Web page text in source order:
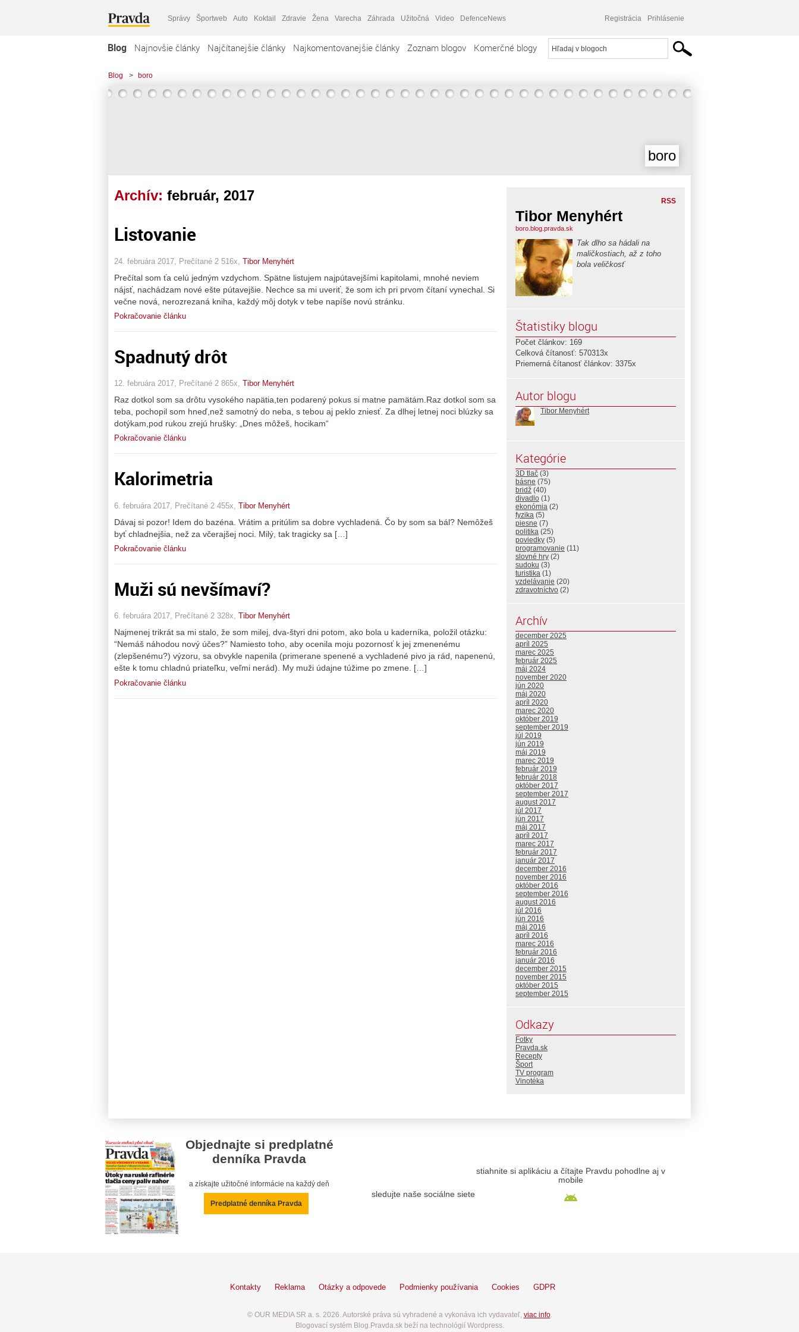
Správy Športweb Auto Koktail Zdravie Žena Varecha Záhrada Užitočná Video DefenceNews Registrácia Prihlásenie
Blog Najnovšie články Najčítanejšie články Najkomentovanejšie články Zoznam blogov Komerčné blogy
Blog > boro
boro
Archív: február, 2017
Listovanie
24. februára 2017, Prečítané 2 516x, Tibor Menyhért
Prečítal som ťa celú jedným vzdychom. Spätne listujem najpútavejšími kapitolami, mnohé neviem
nájsť, nachádzam nové ešte pútavejšie. Nechce sa mi uveriť, že som ich pri prvom čítaní vynechal. Si
večne nová, nerozrezaná kniha, každý môj dotyk v tebe napíše novú stránku.
Pokračovanie článku
Spadnutý drôt
12. februára 2017, Prečítané 2 865x, Tibor Menyhért
Raz dotkol som sa drôtu vysokého napätia,ten podarený pokus si matne pamätám.Raz dotkol som sa
teba, pochopil som hneď,než samotný do neba, s tebou aj peklo zniesť. Za dlhej letnej noci blúzky sa
dotýkam,pod rukou zrejú hrušky: „Dnes môžeš, hocikam“
Pokračovanie článku
Kalorimetria
6. februára 2017, Prečítané 2 455x, Tibor Menyhért
Dávaj si pozor! Idem do bazéna. Vrátim a pritúlim sa dobre vychladená. Čo by som sa bál? Nemôžeš
byť chladnejšia, než za včerajšej noci. Milý, tak tragicky sa […]
Pokračovanie článku
Muži sú nevšímaví?
6. februára 2017, Prečítané 2 328x, Tibor Menyhért
Najmenej trikrát sa mi stalo, že som milej, dva-štyri dni potom, ako bola u kaderníka, položil otázku:
“Nemáš náhodou nový účes?” Namiesto toho, aby ocenila moju pozornosť k jej zmenenému
(zlepšenému?) výzoru, sa obvykle napenila (primerane spenené a vychladené pivo ja rád, napenenú,
ešte k tomu chladnú priateľku, veľmi nerád). My muži údajne túžime po zmene. […]
Pokračovanie článku
RSS
Tibor Menyhért
boro.blog.pravda.sk
Tak dlho sa hádali na
maličkostiach, až z toho
bola veličkosť
Štatistiky blogu
Počet článkov: 169
Celková čítanosť: 570313x
Priemerná čítanosť článkov: 3375x
Autor blogu
Tibor Menyhért
Kategórie
3D tlač (3)
básne (75)
bridž (40)
divadlo (1)
ekonómia (2)
fyzika (5)
piesne (7)
politika (25)
poviedky (5)
programovanie (11)
slovné hry (2)
sudoku (3)
turistika (1)
vzdelávanie (20)
zdravotníctvo (2)
Archív
december 2025
apríl 2025
marec 2025
február 2025
máj 2024
november 2020
jún 2020
máj 2020
apríl 2020
marec 2020
október 2019
september 2019
júl 2019
jún 2019
máj 2019
marec 2019
február 2019
február 2018
október 2017
september 2017
august 2017
júl 2017
jún 2017
máj 2017
apríl 2017
marec 2017
február 2017
január 2017
december 2016
november 2016
október 2016
september 2016
august 2016
júl 2016
jún 2016
máj 2016
apríl 2016
marec 2016
február 2016
január 2016
december 2015
november 2015
október 2015
september 2015
Odkazy
Fotky
Pravda.sk
Recepty
Šport
TV program
Vinotéka
Objednajte si predplatné
denníka Pravda
a získajte užitočné informácie na každý deň
Predplatné denníka Pravda
sledujte naše sociálne siete
stiahnite si aplikáciu a čítajte Pravdu pohodlne aj v
mobile
Kontakty Reklama Otázky a odpovede Podmienky používania Cookies GDPR
© OUR MEDIA SR a. s. 2026. Autorské práva sú vyhradené a vykonáva ich vydavateľ, viac info.
Blogovací systém Blog.Pravda.sk beží na technológií Wordpress.